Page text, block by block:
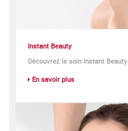
Instant Beauty
Découvrez le soin Instant Beauty
En savoir plus